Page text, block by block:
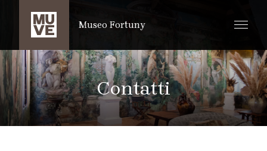
SALTA AL CONTENUTO PRINCIPALE
Museo Fortuny
Contatti